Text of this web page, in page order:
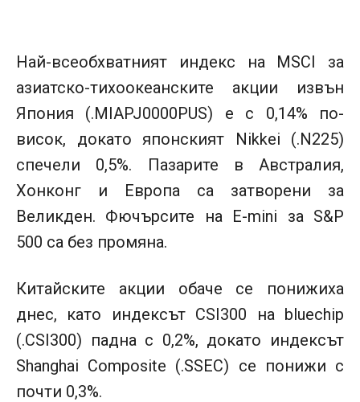
Най-всеобхватният индекс на MSCI за
азиатско-тихоокеанските акции извън
Япония (.MIAPJ0000PUS) е с 0,14% по-
висок, докато японският Nikkei (.N225)
спечели 0,5%. Пазарите в Австралия,
Хонконг и Европа са затворени за
Великден. Фючърсите на E-mini за S&P
500 са без промяна.
Китайските акции обаче се понижиха
днес, като индексът CSI300 на bluechip
(.CSI300) падна с 0,2%, докато индексът
Shanghai Composite (.SSEC) се понижи с
почти 0,3%.